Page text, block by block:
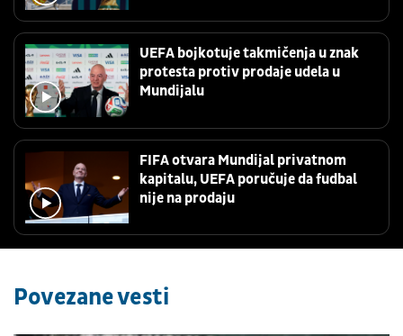
UEFA bojkotuje takmičenja u znak
protesta protiv prodaje udela u
Mundijalu
FIFA otvara Mundijal privatnom
kapitalu, UEFA poručuje da fudbal
nije na prodaju
Povezane vesti